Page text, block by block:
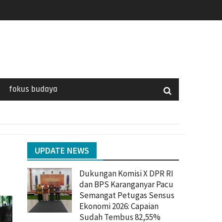
fokus budaya
UPDATE NEWS
Dukungan Komisi X DPR RI
dan BPS Karanganyar Pacu
Semangat Petugas Sensus
Ekonomi 2026: Capaian
Sudah Tembus 82,55%